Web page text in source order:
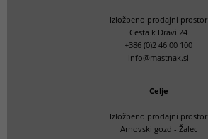
Izložbeno prodajni prostor
Cesta k Dravi 24
+386 (0)2 46 00 100
info@mastnak.si
Celje
Izložbeno prodajni prostor
Arnovski gozd - Žalec